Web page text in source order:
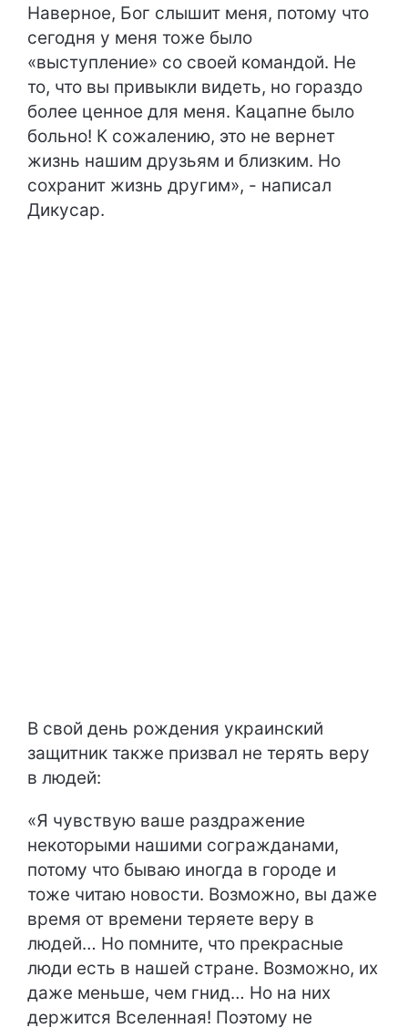
Наверное, Бог слышит меня, потому что
сегодня у меня тоже было
«выступление» со своей командой. Не
то, что вы привыкли видеть, но гораздо
более ценное для меня. Кацапне было
больно! К сожалению, это не вернет
жизнь нашим друзьям и близким. Но
сохранит жизнь другим», - написал
Дикусар.
В свой день рождения украинский
защитник также призвал не терять веру
в людей:
«Я чувствую ваше раздражение
некоторыми нашими согражданами,
потому что бываю иногда в городе и
тоже читаю новости. Возможно, вы даже
время от времени теряете веру в
людей… Но помните, что прекрасные
люди есть в нашей стране. Возможно, их
даже меньше, чем гнид… Но на них
держится Вселенная! Поэтому не